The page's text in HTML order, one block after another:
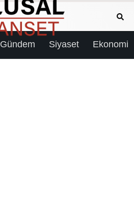
Gündem Siyaset Ekonomi